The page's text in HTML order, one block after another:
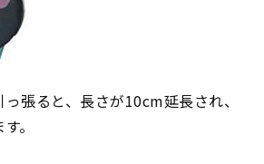
張ると、長さが10cm延長され、
。